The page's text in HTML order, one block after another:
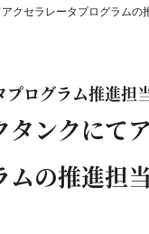
クセラレータプログラムの
プログラム推進担
タンクにて
ムの推進担